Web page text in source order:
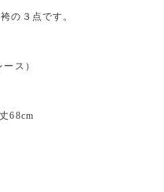
の３点です。
ス）
68cm